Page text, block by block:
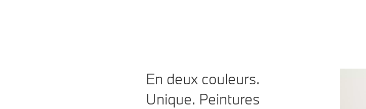
En deux couleurs.
Unique. Peintures